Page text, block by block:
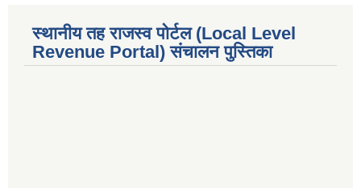
स्थानीय तह राजस्व पोर्टल (Local Level
Revenue Portal) संचालन पुस्तिका